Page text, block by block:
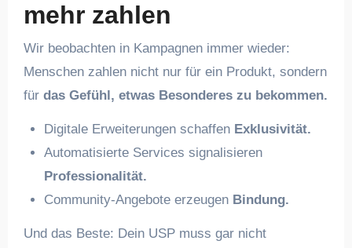
mehr zahlen
Wir beobachten in Kampagnen immer wieder:
Menschen zahlen nicht nur für ein Produkt, sondern
für das Gefühl, etwas Besonderes zu bekommen.
Digitale Erweiterungen schaffen Exklusivität.
Automatisierte Services signalisieren
Professionalität.
Community-Angebote erzeugen Bindung.
Und das Beste: Dein USP muss gar nicht